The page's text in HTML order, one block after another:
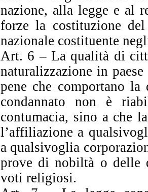
nazione, alla legge e al
forze la costituzione del
nazionale costituente
Art. 6 – La qualità di
naturalizzazione in
pene che comportano
condannato non è
contumacia, sino a che
l’affiliazione a
a qualsivoglia
prove di nobiltà o delle
voti religiosi.